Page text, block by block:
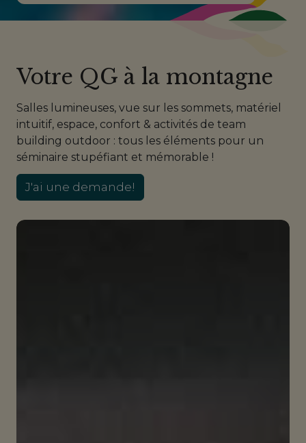
Votre QG à la montagne
Salles lumineuses, vue sur les sommets, matériel
intuitif, espace, confort & activités de team
building outdoor : tous les éléments pour un
séminaire stupéfiant et mémorable !
J'ai une demande!